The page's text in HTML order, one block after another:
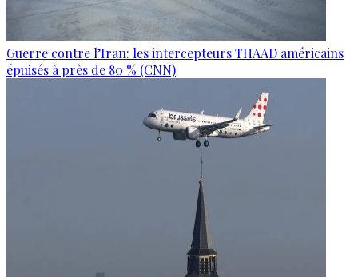
Guerre contre l’Iran: les intercepteurs THAAD américains
épuisés à près de 80 % (CNN)